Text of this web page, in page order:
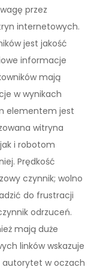
przez
internetowych.
jest jakość
informacje
mają
w wynikach
elementem jest
witryna
i robotom
Prędkość
czynnik; wolno
do frustracji
odrzuceń.
mają duże
linków wskazuje
autorytet w oczach